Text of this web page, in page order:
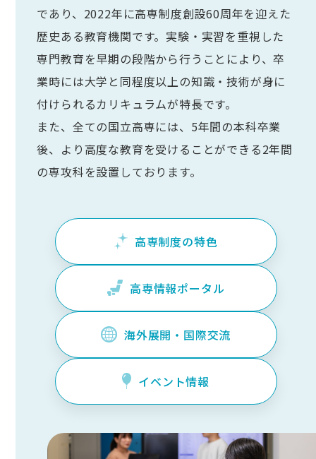
であり、2022年に高専制度創設60周年を迎えた
歴史ある教育機関です。実験・実習を重視した
専門教育を早期の段階から行うことにより、卒
業時には大学と同程度以上の知識・技術が身に
付けられるカリキュラムが特長です。
また、全ての国立高専には、5年間の本科卒業
後、より高度な教育を受けることができる2年間
の専攻科を設置しております。
高専制度の特色
高専情報ポータル
海外展開・国際交流
イベント情報